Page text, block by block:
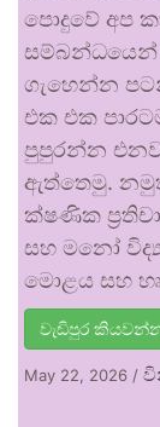
පොදුවේ අප
සම්බන්ධයෙන්
ගැහෙන්න
එක එක
පුපුරන්න එනවා
ඇත්තෙමු.
ක්ෂණික
සහ මනෝ
මොළය සහ
වැඩිපුර
May 22, 2026 /